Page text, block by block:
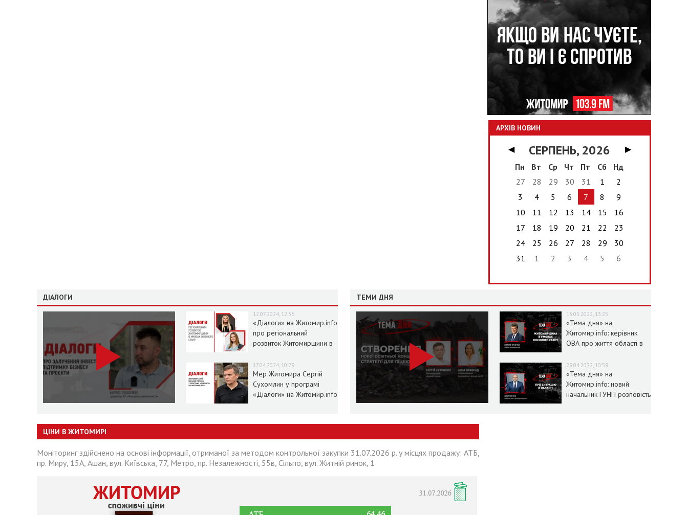
АРХІВ НОВИН
◀ СЕРПЕНЬ, 2026
▶
Пн
Вт Ср Чт Пт Сб
Нд
27
28 29 30 31 1
2
3
4 5 6 7 8
9
10
11 12 13 14 15
16
17
18 19 20 21 22
23
24
25 26 27 28 29
30
31
1 2 3 4 5 6
ДІАЛОГИ
12.07.2024, 12:36
«Діалоги» на Житомир.info
про регіональний
розвиток Житомирщини в
17.04.2024, 10:29
Мер Житомира Сергій
Сухомлин у програмі
«Діалоги» на Житомир.info
ТЕМИ ДНЯ
13.05.2022, 13:25
«Тема дня» на
Житомир.info: керівник
ОВА про життя області в
29.04.2022, 10:59
«Тема дня» на
Житомир.info: новий
начальник ГУНП розповість
ЦІНИ В ЖИТОМИРІ
Моніторинг здійснено на основі інформації, отриманої за методом контрольної закупки 31.07.2026 р. у місцях продажу: АТБ,
пр. Миру, 15А, Ашан, вул. Київська, 77, Метро, пр. Незалежності, 55в, Сільпо, вул. Житній ринок, 1